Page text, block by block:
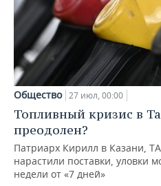
Общество 27 июл, 00:00
Топливный кризис в
преодолен?
Патриарх Кирилл в Казани,
нарастили поставки, уловки
недели от «7 дней»